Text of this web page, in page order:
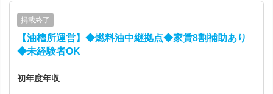
掲載終了
【油槽所運営】◆燃料油中継拠点◆家賃8割補助あり
◆未経験者OK
初年度年収